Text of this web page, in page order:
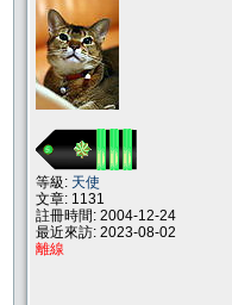
等級: 天使
文章: 1131
註冊時間: 2004-12-24
最近來訪: 2023-08-02
離線